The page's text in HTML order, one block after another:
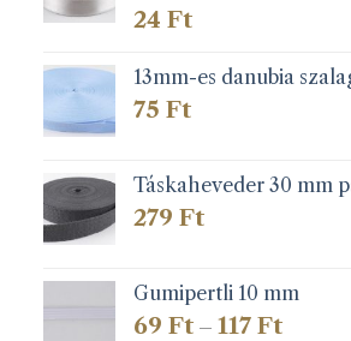
24 Ft
13mm-es danubia
75 Ft
Táskaheveder 30 mm
279 Ft
Gumipertli 10 mm
69 Ft – 117 Ft